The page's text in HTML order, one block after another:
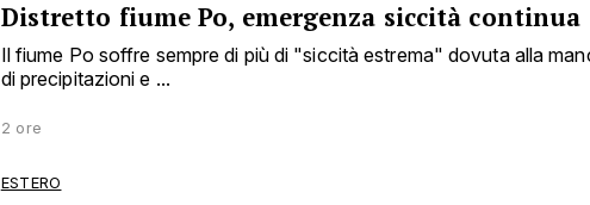
Distretto fiume Po, emergenza siccità continua
Il fiume Po soffre sempre di più di "siccità estrema" dovuta alla
di precipitazioni e ...
2 ore
ESTERO